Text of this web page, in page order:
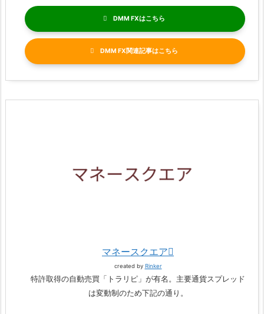
DMM FX
DMM FX関連記事
マネースクエア
created by Rinker
特許取得の自動売買「トラリピ」が有名。主要通貨スプレッド
は変動制のため下記の通り。